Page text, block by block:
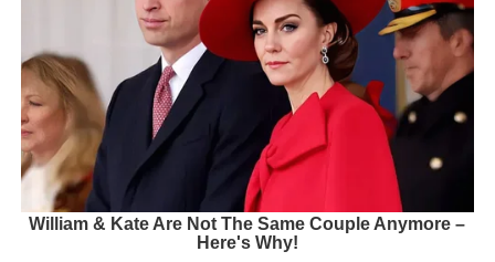
William & Kate Are Not The Same Couple Anymore –
Here's Why!